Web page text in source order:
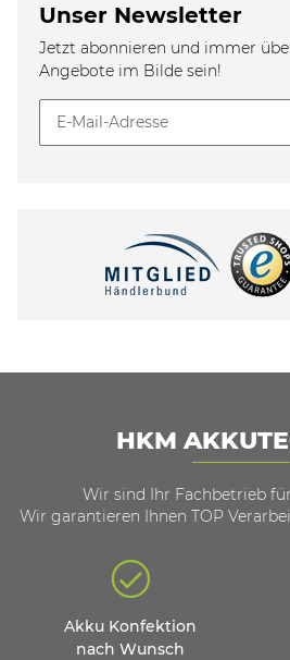
Unser Newsletter
Jetzt abonnieren und immer
Angebote im Bilde sein!
HKM
Wir sind Ihr Fachbetrieb
Wir garantieren Ihnen TOP
Akku Konfektion
nach Wunsch